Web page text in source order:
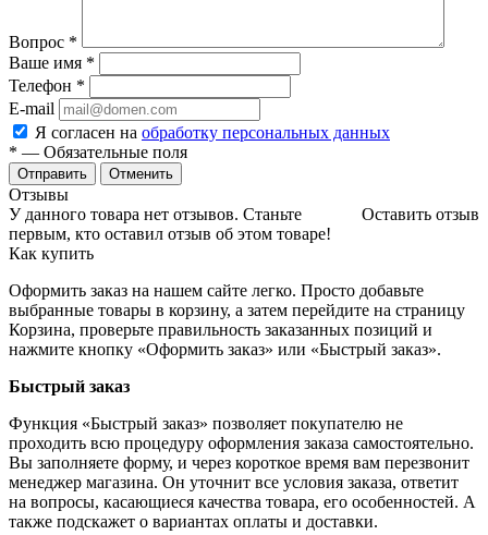
Вопрос *
Ваше имя *
Телефон *
E-mail
Я согласен на обработку персональных данных
* — Обязательные поля
Отменить
Отзывы
Оставить отзыв
У данного товара нет отзывов. Станьте
первым, кто оставил отзыв об этом товаре!
Как купить
Оформить заказ на нашем сайте легко. Просто добавьте
выбранные товары в корзину, а затем перейдите на страницу
Корзина, проверьте правильность заказанных позиций и
нажмите кнопку «Оформить заказ» или «Быстрый заказ».
Быстрый заказ
Функция «Быстрый заказ» позволяет покупателю не
проходить всю процедуру оформления заказа самостоятельно.
Вы заполняете форму, и через короткое время вам перезвонит
менеджер магазина. Он уточнит все условия заказа, ответит
на вопросы, касающиеся качества товара, его особенностей. А
также подскажет о вариантах оплаты и доставки.